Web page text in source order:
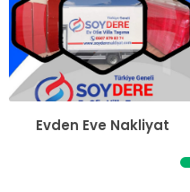
Evden Eve Nakliyat